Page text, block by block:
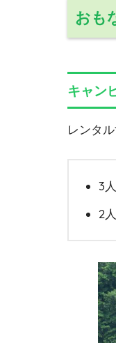
おも
キャン
レンタ
3
2